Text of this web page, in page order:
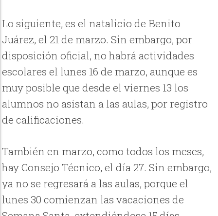
Lo siguiente, es el natalicio de Benito
Juárez, el 21 de marzo. Sin embargo, por
disposición oficial, no habrá actividades
escolares el lunes 16 de marzo, aunque es
muy posible que desde el viernes 13 los
alumnos no asistan a las aulas, por registro
de calificaciones.
También en marzo, como todos los meses,
hay Consejo Técnico, el día 27. Sin embargo,
ya no se regresará a las aulas, porque el
lunes 30 comienzan las vacaciones de